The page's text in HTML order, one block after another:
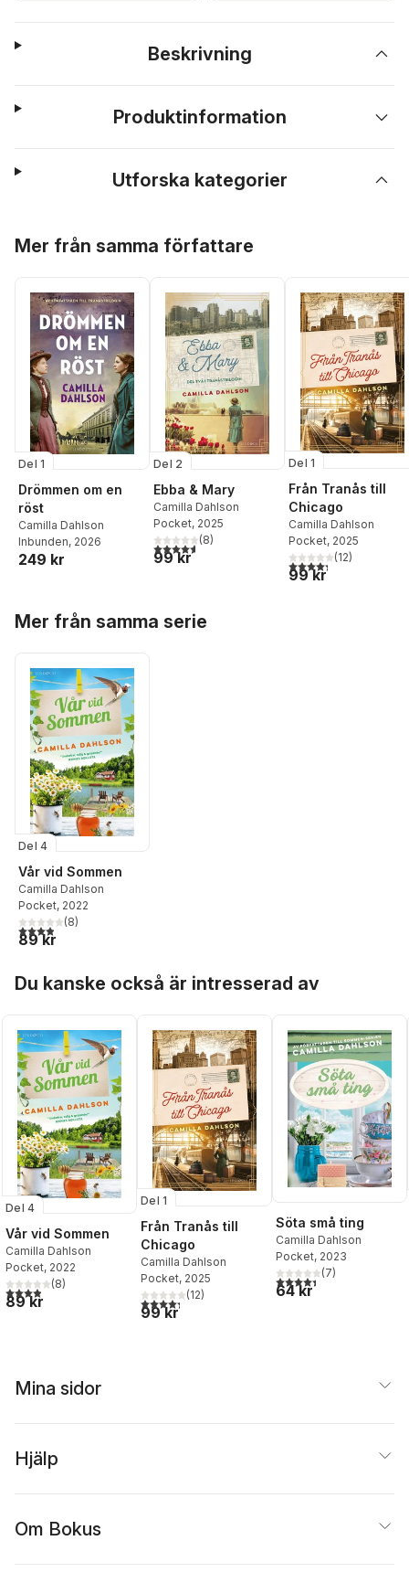
Beskrivning
Produktinformation
Utforska kategorier
Mer från samma författare
Del 1
Drömmen om en
röst
Camilla Dahlson
Inbunden, 2026
249 kr
Del 2
Ebba & Mary
Camilla Dahlson
Pocket, 2025
4,6utav 5 stjärnor. Totalt antal röster:
(8)
99 kr
Del 1
Från Tranås till
Chicago
Camilla Dahlson
Pocket, 2025
4,3utav 5 stjärnor.
(12)
99 kr
Mer från samma serie
Del 4
Vår vid Sommen
Camilla Dahlson
Pocket, 2022
3,9utav 5 stjärnor. Totalt antal röster:
(8)
89 kr
Du kanske också är intresserad av
Del 4
Vår vid Sommen
Camilla Dahlson
Pocket, 2022
3,9utav 5 stjärnor. Totalt antal röster:
(8)
89 kr
Del 1
Från Tranås till
Chicago
Camilla Dahlson
Pocket, 2025
4,3utav 5 stjärnor. Totalt antal röster:
(12)
99 kr
Söta små ting
Camilla Dahlson
Pocket, 2023
4,4utav 5 stjärnor. Totalt
(7)
64 kr
Mina sidor
Hjälp
Om Bokus